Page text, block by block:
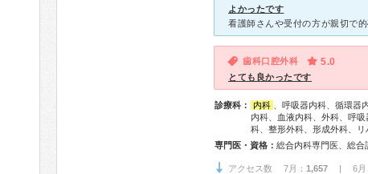
よかったです
歯科口腔外科 5.0
とても良かったです
診療科： 内科
、呼吸器内科、循環
内科、血液内科、外科、呼
科、整形外科、形成外科、
専門医・資格：
アクセス数 7月： 1,657 | 6月